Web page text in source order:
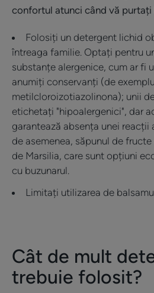
confortul atunci când vă purtați
Folosiți un detergent lichid
întreaga familie. Optați pentru
substanțe alergenice, cum ar fi
anumiți conservanți (de
metilcloroizotiazolinona); unii
etichetați "hipoalergenici", dar
garantează absența unei
de asemenea, săpunul de
de Marsilia, care sunt opțiuni
cu buzunarul.
Limitați utilizarea de
Cât de mult
trebuie folosit?